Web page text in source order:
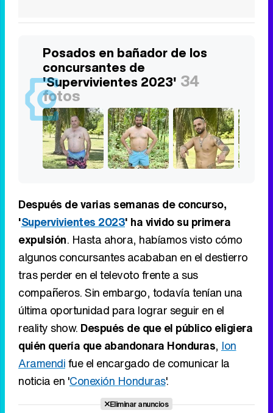
Posados en bañador de los
concursantes de
'Supervivientes 2023' 34
fotos
Después de varias semanas de concurso,
'Supervivientes 2023' ha vivido su primera
expulsión. Hasta ahora, habíamos visto cómo
algunos concursantes acababan en el destierro
tras perder en el televoto frente a sus
compañeros. Sin embargo, todavía tenían una
última oportunidad para lograr seguir en el
reality show. Después de que el público eligiera
quién quería que abandonara Honduras, Ion
Aramendifue el encargado de comunicar la
noticia en 'Conexión Honduras'.
Eliminar anuncios